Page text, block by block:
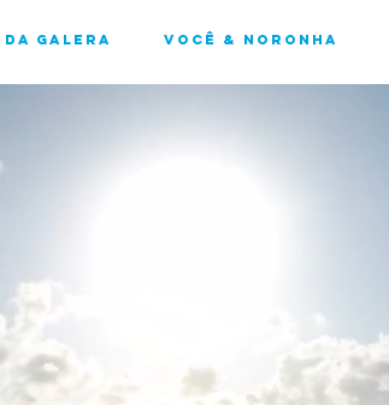
da Galera Você & Noronha